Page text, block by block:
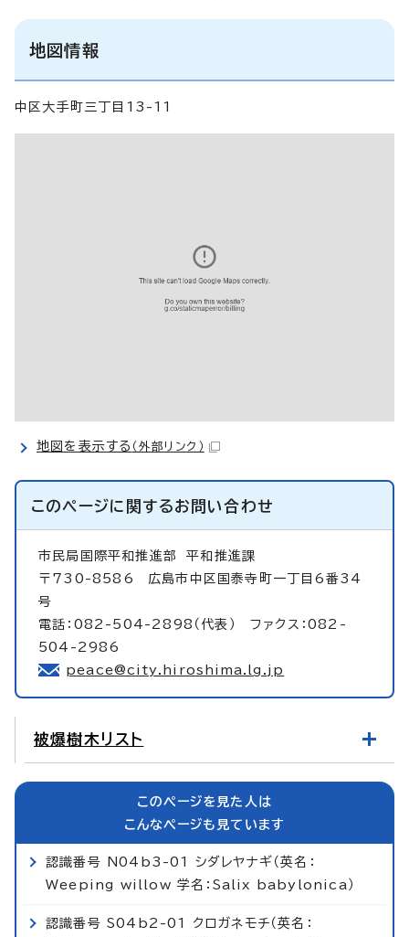
地図情報
中区大手町三丁目13-11
地図を表示する （外部リンク）
このページに関するお問い合わせ
市民局国際平和推進部平和推進課
〒730-8586 広島市中区国泰寺町一丁目6番34
号
電話：082-504-2898（代表） ファクス：082-
504-2986
peace@city.hiroshima.lg.jp
被爆樹木リスト
このページを見た人は
こんなページも見ています
認識番号 N04b3-01 シダレヤナギ（英名：
Weeping willow 学名：Salix babylonica）
認識番号 S04b2-01 クロガネモチ（英名：